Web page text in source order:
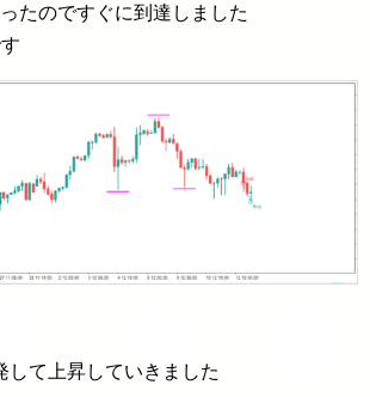
たのですぐに到達しました
して上昇していきました